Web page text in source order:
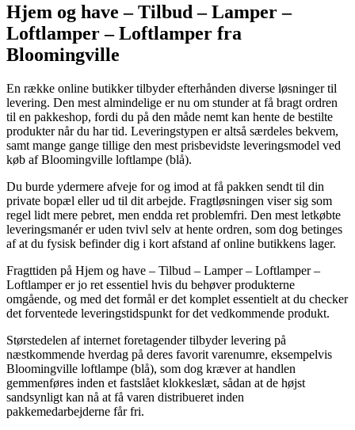
Hjem og have – Tilbud – Lamper –
Loftlamper – Loftlamper fra
Bloomingville
En række online butikker tilbyder efterhånden diverse løsninger til
levering. Den mest almindelige er nu om stunder at få bragt ordren
til en pakkeshop, fordi du på den måde nemt kan hente de bestilte
produkter når du har tid. Leveringstypen er altså særdeles bekvem,
samt mange gange tillige den mest prisbevidste leveringsmodel ved
køb af Bloomingville loftlampe (blå).
Du burde ydermere afveje for og imod at få pakken sendt til din
private bopæl eller ud til dit arbejde. Fragtløsningen viser sig som
regel lidt mere pebret, men endda ret problemfri. Den mest letkøbte
leveringsmanér er uden tvivl selv at hente ordren, som dog betinges
af at du fysisk befinder dig i kort afstand af online butikkens lager.
Fragttiden på Hjem og have – Tilbud – Lamper – Loftlamper –
Loftlamper er jo ret essentiel hvis du behøver produkterne
omgående, og med det formål er det komplet essentielt at du checker
det forventede leveringstidspunkt for det vedkommende produkt.
Størstedelen af internet foretagender tilbyder levering på
næstkommende hverdag på deres favorit varenumre, eksempelvis
Bloomingville loftlampe (blå), som dog kræver at handlen
gemmenføres inden et fastslået klokkeslæt, sådan at de højst
sandsynligt kan nå at få varen distribueret inden
pakkemedarbejderne får fri.